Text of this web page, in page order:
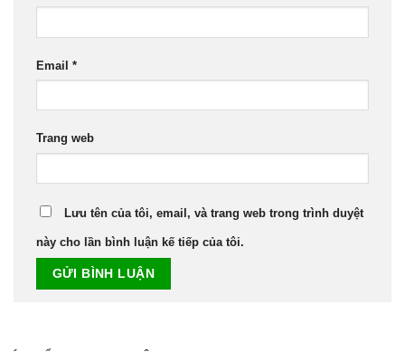
Email *
Trang web
Lưu tên của tôi, email, và trang web trong trình duyệt
này cho lần bình luận kế tiếp của tôi.